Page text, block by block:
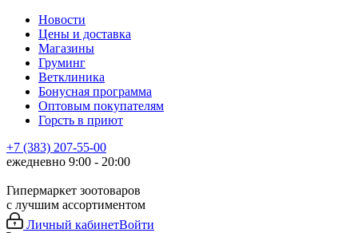
Новости
Цены и доставка
Магазины
Груминг
Ветклиника
Бонусная программа
Оптовым покупателям
Горсть в приют
+7 (383) 207-55-00
ежедневно 9:00 - 20:00
Гипермаркет зоотоваров
с лучшим ассортиментом
Личный кабинетВойти